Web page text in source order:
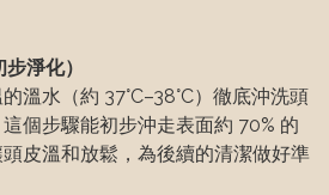
淨化）
溫水（約 37°C–38°C）徹底沖洗頭
個步驟能初步沖走表面約 70% 的
皮溫和放鬆，為後續的清潔做好準